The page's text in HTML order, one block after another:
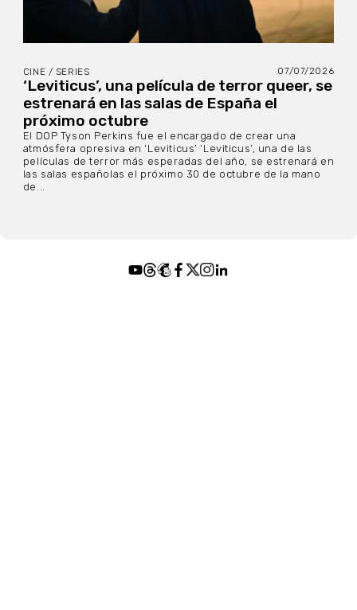
CINE / SERIES 07/07/2026
‘Leviticus’, una película de terror queer, se
estrenará en las salas de España el
próximo octubre
El DOP Tyson Perkins fue el encargado de crear una
atmósfera opresiva en ‘Leviticus’ ‘Leviticus’, una de las
películas de terror más esperadas del año, se estrenará en
las salas españolas el próximo 30 de octubre de la mano
de...